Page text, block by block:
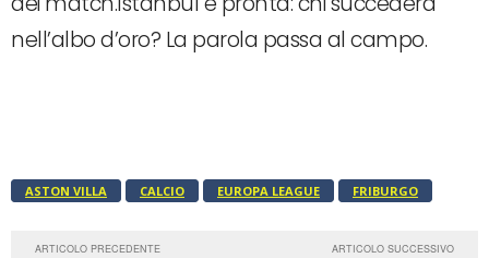
nell’albo d’oro? La parola passa al campo.
ASTON VILLA CALCIO EUROPA LEAGUE FRIBURGO
ARTICOLO PRECEDENTE ARTICOLO SUCCESSIVO